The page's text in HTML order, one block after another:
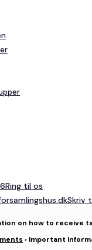
Ring til os
Skriv
on how to receive
› Important